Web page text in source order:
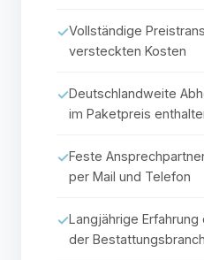
Vollständige
versteckten Kosten
Deutschlandweite
im Paketpreis
Feste
per Mail und Telefon
Langjährige
der